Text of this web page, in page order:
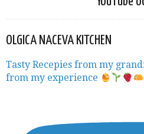
OLGICA NACEVA KITCHEN
Tasty Recepies from my
from my experience